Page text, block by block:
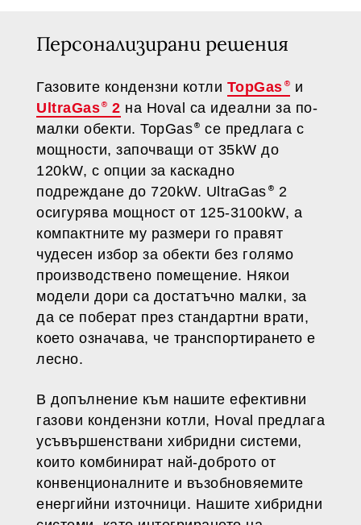
Персонализирани решения
Газовите кондензни котли TopGas
и
UltraGas
2 на Hoval са идеални за по-
малки обекти. TopGas
се предлага с
мощности, започващи от 35kW до
120kW, с опции за каскадно
подреждане до 720kW. UltraGas
2
осигурява мощност от 125-3100kW, а
компактните му размери го правят
чудесен избор за обекти без голямо
производствено помещение. Някои
модели дори са достатъчно малки, за
да се поберат през стандартни врати,
което означава, че транспортирането е
лесно.
В допълнение към нашите ефективни
газови кондензни котли, Hoval предлага
усъвършенствани хибридни системи,
които комбинират най-доброто от
конвенционалните и възобновяемите
енергийни източници. Нашите хибридни